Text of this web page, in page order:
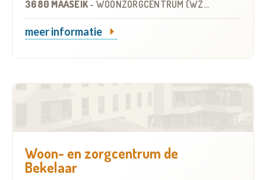
3680 MAASEIK- WOONZORGCENTRUM (WZC)
meer informatie
Woon- en zorgcentrum de
Bekelaar